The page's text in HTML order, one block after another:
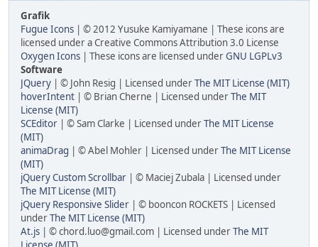
Grafik
Fugue Icons | © 2012 Yusuke Kamiyamane | These icons are
licensed under a Creative Commons Attribution 3.0 License
Oxygen Icons | These icons are licensed underGNU LGPLv3
Software
JQuery | © John Resig | Licensed underThe MIT License (MIT)
hoverIntent | © Brian Cherne | Licensed underThe MIT
License (MIT)
SCEditor | © Sam Clarke | Licensed underThe MIT License
(MIT)
animaDrag | © Abel Mohler | Licensed underThe MIT License
(MIT)
jQuery Custom Scrollbar | © Maciej Zubala | Licensed under
The MIT License (MIT)
jQuery Responsive Slider | © booncon ROCKETS | Licensed
underThe MIT License (MIT)
At.js | © chord.luo@gmail.com | Licensed underThe MIT